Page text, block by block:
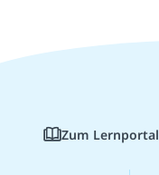
Zum Lernportal